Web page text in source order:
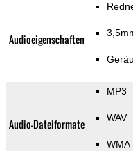
Audioeigenschaften
Audio-Dateiformate
MP3
WAV
WMA